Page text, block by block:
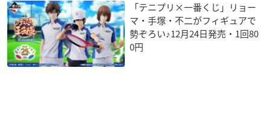
「テニプリ×一番くじ」リョー
マ・手塚・不二がフィギュアで
勢ぞろい♪12月24日発売・1回80
0円